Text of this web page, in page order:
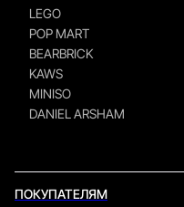
LEGO
POP MART
BEARBRICK
KAWS
MINISO
DANIEL ARSHAM
ПОКУПАТЕЛЯМ